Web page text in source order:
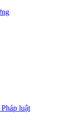
luật